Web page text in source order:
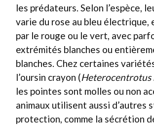
les prédateurs. Selon l’espèce,
varie du rose au bleu électrique,
par le rouge ou le vert, avec
extrémités blanches ou
blanches. Chez certaines
l’oursin crayon (Heterocentrotus
les pointes sont molles ou non
animaux utilisent aussi d’autres
protection, comme la sécrétion